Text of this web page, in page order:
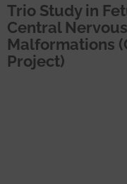
Trio Study in
Central
Malformations
Project)